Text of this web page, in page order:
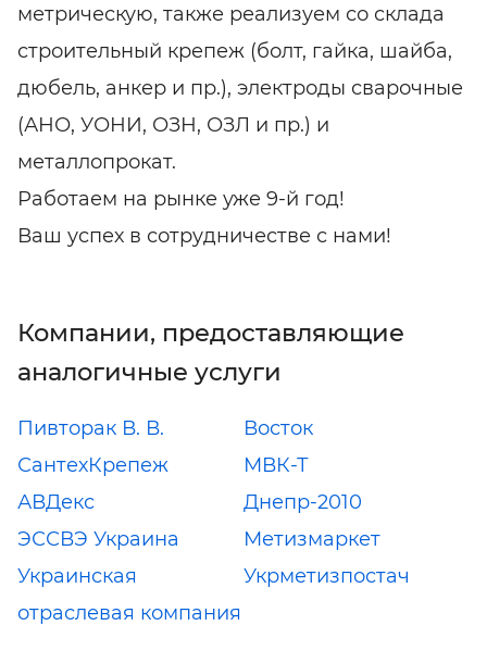
метрическую, также реализуем со склада
строительный крепеж (болт, гайка, шайба,
дюбель, анкер и пр.), электроды сварочные
(АНО, УОНИ, ОЗН, ОЗЛ и пр.) и
металлопрокат.
Работаем на рынке уже 9-й год!
Ваш успех в сотрудничестве с нами!
Компании, предоставляющие
аналогичные услуги
Пивторак В. В.
Восток
СантехКрепеж
МВК-Т
АВДекс
Днепр-2010
ЭССВЭ Украина
Метизмаркет
Украинская
отраслевая компания
Укрметизпостач